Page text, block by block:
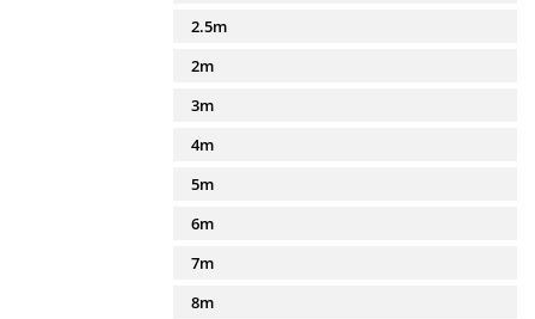
2.5m
2m
3m
4m
5m
6m
7m
8m